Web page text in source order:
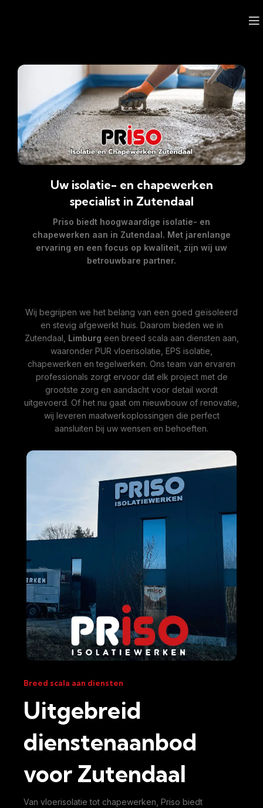
Uw isolatie- en chapewerken
specialist in Zutendaal
Priso biedt hoogwaardige isolatie- en
chapewerken aan in Zutendaal. Met jarenlange
ervaring en een focus op kwaliteit, zijn wij uw
betrouwbare partner.
Wij begrijpen we het belang van een goed geïsoleerd
en stevig afgewerkt huis. Daarom bieden we in
Zutendaal, Limburg een breed scala aan diensten aan,
waaronder PUR vloerisolatie, EPS isolatie,
chapewerken en tegelwerken. Ons team van ervaren
professionals zorgt ervoor dat elk project met de
grootste zorg en aandacht voor detail wordt
uitgevoerd. Of het nu gaat om nieuwbouw of renovatie,
wij leveren maatwerkoplossingen die perfect
aansluiten bij uw wensen en behoeften.
Breed scala aan diensten
Uitgebreid
dienstenaanbod
voor Zutendaal
Van vloerisolatie tot chapewerken, Priso biedt